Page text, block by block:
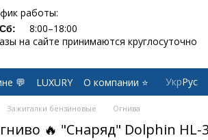
работы:
8:00–18:00
на сайте принимаются круглосуточно
💬 LUXURY
О компании ⭐
УкрРус
Зажигалки бензиновые Огнива
🔥 "Снаряд" Dolphin HL-